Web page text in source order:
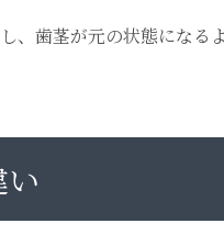
歯茎が元の状態になる